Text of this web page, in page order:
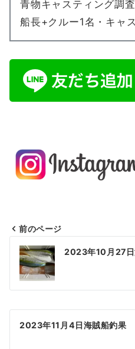
青物キャスティング調
船長+クルー1名・キャ
投
稿
ナ
ビ
ゲ
前のページ
2023年10月27日
2023年11月4日海賊船釣果